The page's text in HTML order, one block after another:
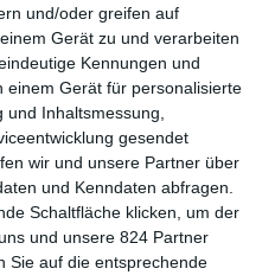
und/oder greifen auf
Gerät zu und verarbeiten
Kennungen und
einem Gerät für personalisierte
Inhaltsmessung,
gesendet
wir und unsere Partner über
und Kenndaten abfragen.
Schaltfläche klicken, um der
und unsere 824 Partner
Sie auf die entsprechende
die zwei wissen auch schon,
sollen in den 20ern ein
einleiten. Kleiner
geht der Plan tatsächlich auf,
florierende Firma. Doch je
werden auch die Reibereien
zum Bruch kommt und das